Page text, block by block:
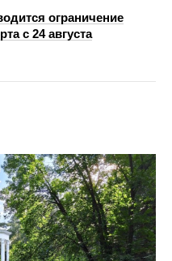
ограничение
с 24 августа